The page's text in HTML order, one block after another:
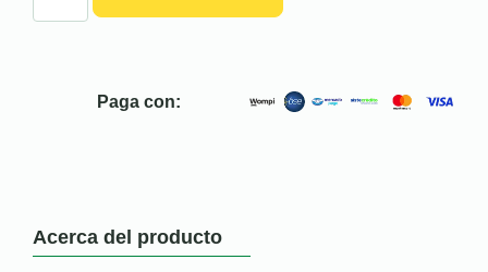
Paga con:
Acerca del producto